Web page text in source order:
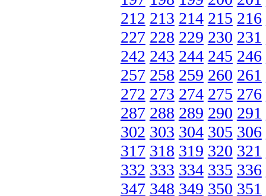
212 213 214 215 216
227 228 229 230 231
242 243 244 245 246
257 258 259 260 261
272 273 274 275 276
287 288 289 290 291
302 303 304 305 306
317 318 319 320 321
332 333 334 335 336
347 348 349 350 351